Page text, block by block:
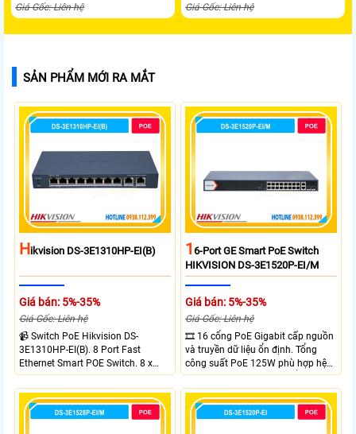
Giá Gốc: Liên hệ Giá Gốc: Liên hệ
SẢN PHẨM MỚI RA MẮT
HIkvision DS-3E1310HP-EI(B)
Giá bán: 5%-35%
Giá Gốc: Liên hệ
📹 Switch PoE Hikvision DS-
3E1310HP-EI(B). 8 Port Fast
Ethernet Smart POE Switch. 8 x
10/100M PoE Ports, 2 x Gigabit
Uplink Ports.
16-Port GE Smart PoE Switch
HIKVISION DS-3E1520P-EI/M
Giá bán: 5%-35%
Giá Gốc: Liên hệ
🎞 16 cổng PoE Gigabit cấp nguồn
và truyền dữ liệu ổn định. Tổng
công suất PoE 125W phù hợp hệ
thống camera IP vừa. 2 cổng RJ45
Gigabit và 2 cổng quang SFP mở
rộng linh hoạt. Hỗ trợ truyền PoE
xa tối đa lên đến 300 mét.